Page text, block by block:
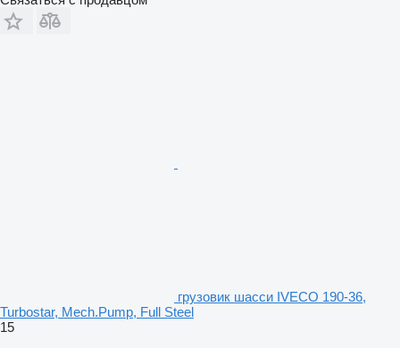
грузовик шасси IVECO 190-36,
Turbostar, Mech.Pump, Full Steel
15